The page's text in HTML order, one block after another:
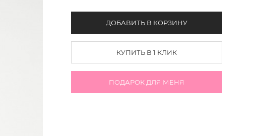
ДОБАВИТЬ В КОРЗИНУ
КУПИТЬ В 1 КЛИК
ПОДАРОК ДЛЯ МЕНЯ